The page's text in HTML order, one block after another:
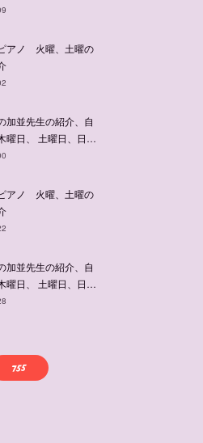
アノ 火曜、土曜の
加並先生の紹介、自
曜日、 土曜日、日…
アノ 火曜、土曜の
加並先生の紹介、自
曜日、 土曜日、日…